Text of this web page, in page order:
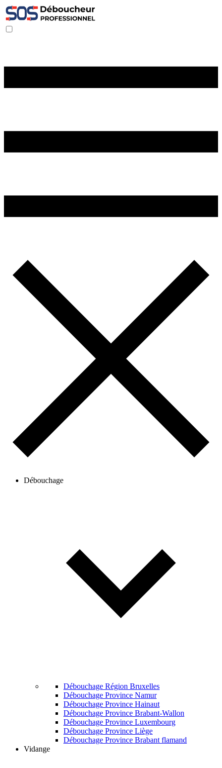
Débouchage
Débouchage Région Bruxelles
Débouchage Province Namur
Débouchage Province Hainaut
Débouchage Province Brabant-Wallon
Débouchage Province Luxembourg
Débouchage Province Liège
Débouchage Province Brabant flamand
Vidange